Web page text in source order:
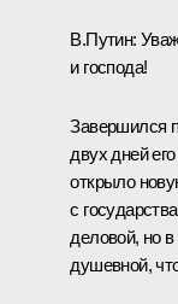
В.Путин:
и господа!
Завершился
двух дней
открыло
с
деловой, но
душевной,